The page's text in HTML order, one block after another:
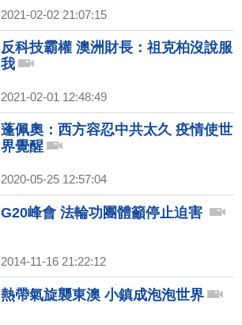
2021-02-02 21:07:15
反科技霸權 澳洲財長：祖克柏沒說服
我
2021-02-01 12:48:49
蓬佩奧：西方容忍中共太久 疫情使世
界覺醒
2020-05-25 12:57:04
G20峰會 法輪功團體籲停止迫害
2014-11-16 21:22:12
熱帶氣旋襲東澳 小鎮成泡泡世界